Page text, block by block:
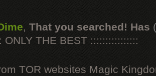
, That you searched! Has
ONLY THE BEST ::::::::::::::::
TOR websites Magic